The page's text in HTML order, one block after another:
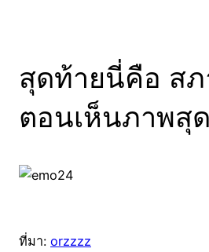
สุดท้ายนี่คือ สภ
ตอนเห็นภาพสุ
ที่มา: orzzzz